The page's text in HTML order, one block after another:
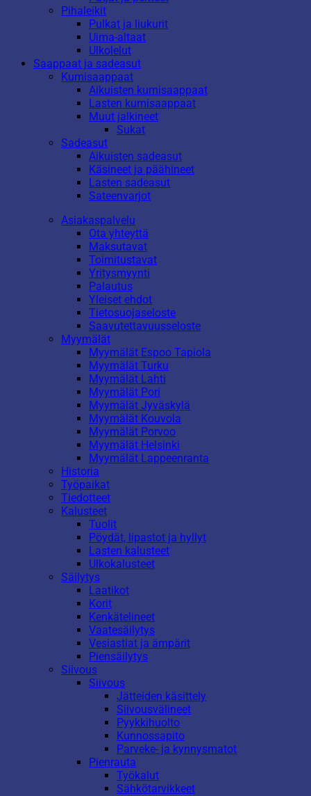
Pihaleikit
Pulkat ja liukurit
Uima-altaat
Ulkolelut
Saappaat ja sadeasut
Kumisaappaat
Aikuisten kumisaappaat
Lasten kumisaappaat
Muut jalkineet
Sukat
Sadeasut
Aikuisten sadeasut
Käsineet ja päähineet
Lasten sadeasut
Sateenvarjot
Asiakaspalvelu
Ota yhteyttä
Maksutavat
Toimitustavat
Yritysmyynti
Palautus
Yleiset ehdot
Tietosuojaseloste
Saavutettavuusseloste
Myymälät
Myymälät Espoo Tapiola
Myymälät Turku
Myymälät Lahti
Myymälät Pori
Myymälät Jyväskylä
Myymälät Kouvola
Myymälät Porvoo
Myymälät Helsinki
Myymälät Lappeenranta
Historia
Työpaikat
Tiedotteet
Kalusteet
Tuolit
Pöydät, lipastot ja hyllyt
Lasten kalusteet
Ulkokalusteet
Säilytys
Laatikot
Korit
Kenkätelineet
Vaatesäilytys
Vesiastiat ja ämpärit
Piensäilytys
Siivous
Siivous
Jätteiden käsittely
Siivousvälineet
Pyykkihuolto
Kunnossapito
Parveke- ja kynnysmatot
Pienrauta
Työkalut
Sähkötarvikkeet